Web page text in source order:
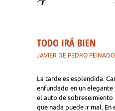
TODO IRÁ BIEN
JAVIER DE PEDRO PEINADO
La tarde es esplendida.
enfundado en un
el auto de sobreseimiento
que nada puede ir mal. En